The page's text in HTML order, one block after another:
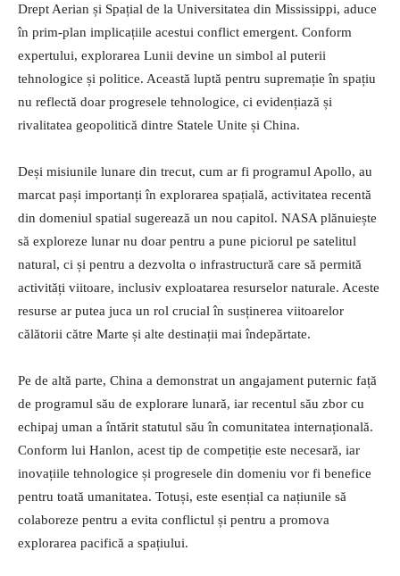
Drept Aerian și Spațial de la Universitatea din Mississippi, aduce
în prim-plan implicațiile acestui conflict emergent. Conform
expertului, explorarea Lunii devine un simbol al puterii
tehnologice și politice. Această luptă pentru supremație în spațiu
nu reflectă doar progresele tehnologice, ci evidențiază și
rivalitatea geopolitică dintre Statele Unite și China.
Deși misiunile lunare din trecut, cum ar fi programul Apollo, au
marcat pași importanți în explorarea spațială, activitatea recentă
din domeniul spatial sugerează un nou capitol. NASA plănuiește
să exploreze lunar nu doar pentru a pune piciorul pe satelitul
natural, ci și pentru a dezvolta o infrastructură care să permită
activități viitoare, inclusiv exploatarea resurselor naturale. Aceste
resurse ar putea juca un rol crucial în susținerea viitoarelor
călătorii către Marte și alte destinații mai îndepărtate.
Pe de altă parte, China a demonstrat un angajament puternic față
de programul său de explorare lunară, iar recentul său zbor cu
echipaj uman a întărit statutul său în comunitatea internațională.
Conform lui Hanlon, acest tip de competiție este necesară, iar
inovațiile tehnologice și progresele din domeniu vor fi benefice
pentru toată umanitatea. Totuși, este esențial ca națiunile să
colaboreze pentru a evita conflictul și pentru a promova
explorarea pacifică a spațiului.